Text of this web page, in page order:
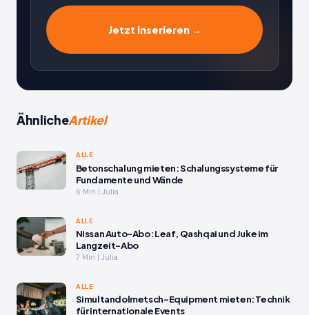
Jetzt inserieren →
ÄhnlicheArtikel
ALLE
Betonschalung mieten: Schalungssysteme für
Fundamente und Wände
6 Min | Julia
ALLE
Nissan Auto-Abo: Leaf, Qashqai und Juke im
Langzeit-Abo
7 Min | Julia
ALLE
Simultandolmetsch-Equipment mieten: Technik
für internationale Events